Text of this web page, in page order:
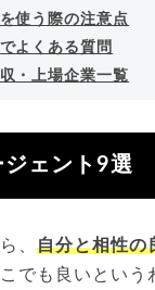
使う際の注意点
よくある質問
・上場企業一覧
ェント9選
、 自分と相性の
でも良いという